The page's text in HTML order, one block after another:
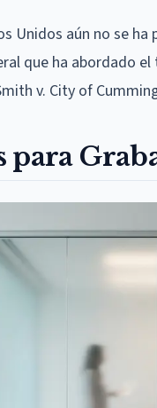
Unidos aún no se
que ha abordado
v. City of
para